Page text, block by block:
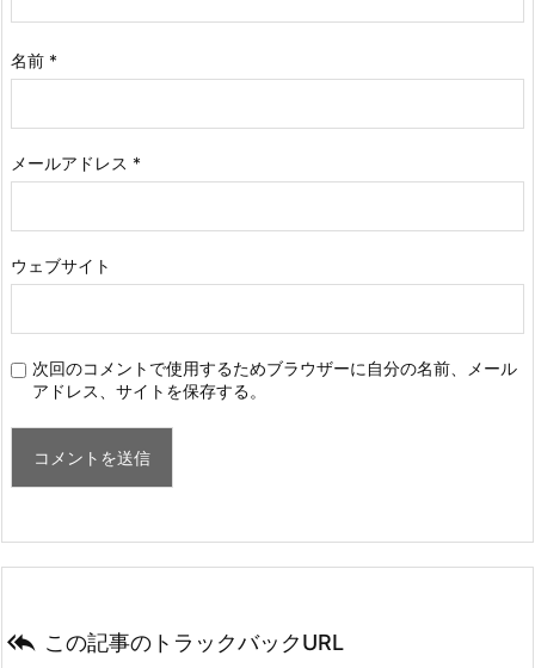
名前 *
メールアドレス *
ウェブサイト
次回のコメントで使用するためブラウザーに自分の名前、メール
アドレス、サイトを保存する。
 この記事のトラックバックURL